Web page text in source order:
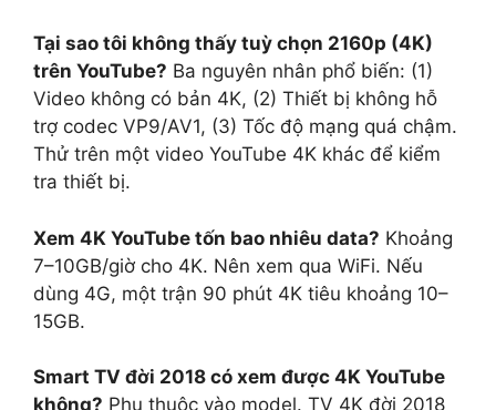
Tại sao tôi không thấy tuỳ chọn 2160p (4K)
trên YouTube? Ba nguyên nhân phổ biến: (1)
Video không có bản 4K, (2) Thiết bị không hỗ
trợ codec VP9/AV1, (3) Tốc độ mạng quá chậm.
Thử trên một video YouTube 4K khác để kiểm
tra thiết bị.
Xem 4K YouTube tốn bao nhiêu data? Khoảng
7–10GB/giờ cho 4K. Nên xem qua WiFi. Nếu
dùng 4G, một trận 90 phút 4K tiêu khoảng 10–
15GB.
Smart TV đời 2018 có xem được 4K YouTube
không? Phụ thuộc vào model. TV 4K đời 2018